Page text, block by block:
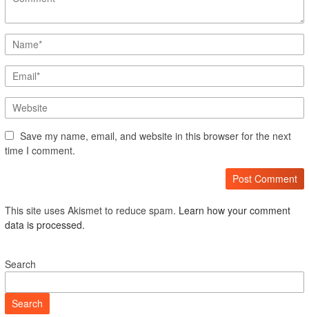
Save my name, email, and website in this browser for the next
time I comment.
This site uses Akismet to reduce spam. Learn how your comment
data is processed.
Search
Search